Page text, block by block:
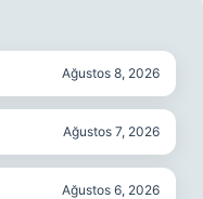
Ağustos 8, 2026
Ağustos 7, 2026
Ağustos 6, 2026